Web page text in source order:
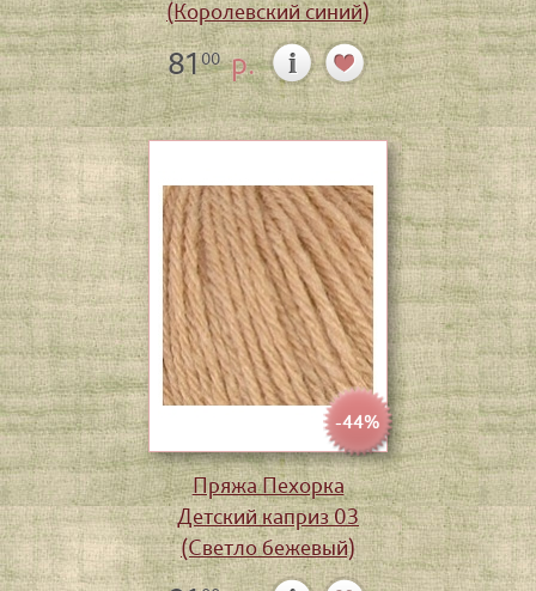
(Королевский синий)
8100р.
-44%
Пряжа Пехорка
Детский каприз 03
(Светло бежевый)